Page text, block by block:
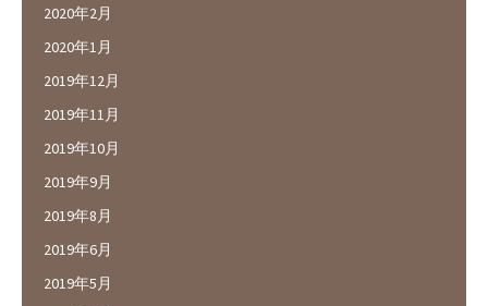
2020年2月
2020年1月
2019年12月
2019年11月
2019年10月
2019年9月
2019年8月
2019年6月
2019年5月